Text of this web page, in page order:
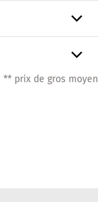
** prix de gros moyen